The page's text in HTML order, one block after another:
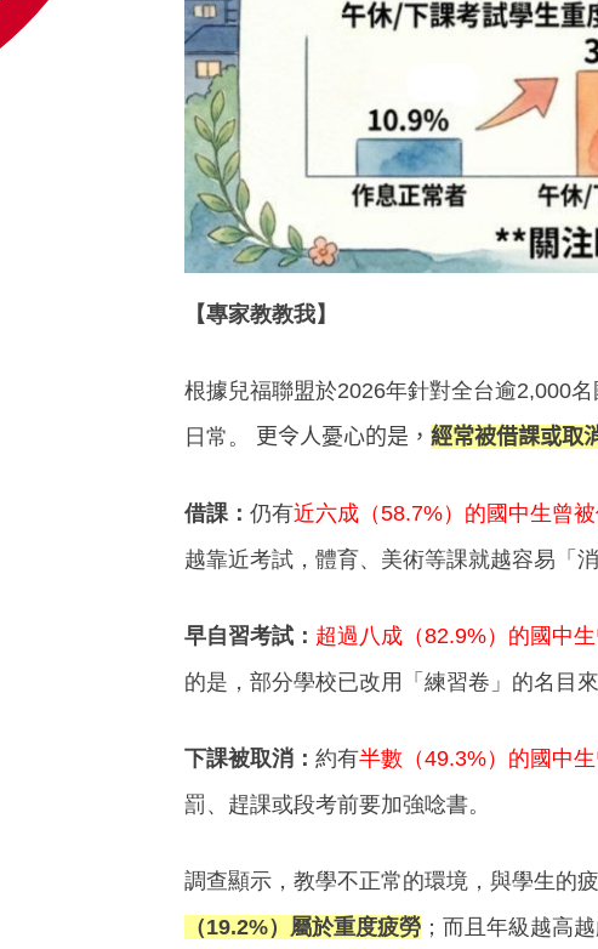
【專家教教我】
根據兒福聯盟於2026年針對全台逾2,000名
日常。
更令人憂心的是， 經常被借課或取
借課： 仍有近六成（58.7%）的國中生曾
越靠近考試，體育、美術等課就越容易「消
早自習考試： 超過八成（82.9%）的國中
的是，部分學校已改用「練習卷」的名目
下課被取消： 約有半數（49.3%）的國中
罰、趕課或段考前要加強唸書。
調查顯示，教學不正常的環境，與學生的
（19.2%）屬於重度疲勞 ；而且年級越高